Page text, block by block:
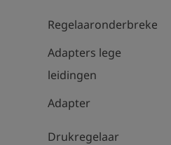
Regelaaronderbrekers
Adapters lege
leidingen
Adapter
Drukregelaar